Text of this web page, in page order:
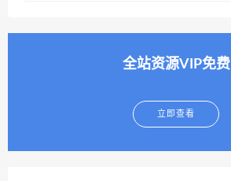
全站资源VIP免费
立即查看